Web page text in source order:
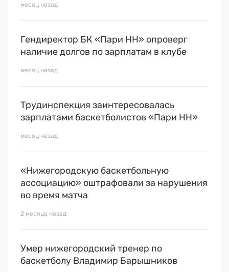
месяц назад
Гендиректор БК «Пари НН» опроверг
наличие долгов по зарплатам в клубе
месяц назад
Трудинспекция заинтересовалась
зарплатами баскетболистов «Пари НН»
месяц назад
«Нижегородскую баскетбольную
ассоциацию» оштрафовали за нарушения
во время матча
2 месяца назад
Умер нижегородский тренер по
баскетболу Владимир Барышников